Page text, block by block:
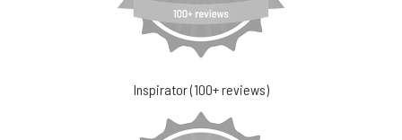
Inspirator (100+ reviews)